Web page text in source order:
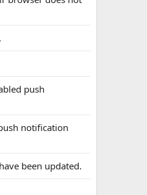
push
notification
been updated.